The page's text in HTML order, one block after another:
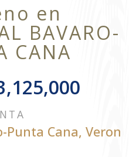
en
BAVARO-
CANA
Punta Cana, Veron